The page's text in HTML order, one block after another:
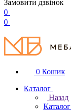
Замовити дзвінок
0
0
0 Кошик
Каталог
Назад
Каталог